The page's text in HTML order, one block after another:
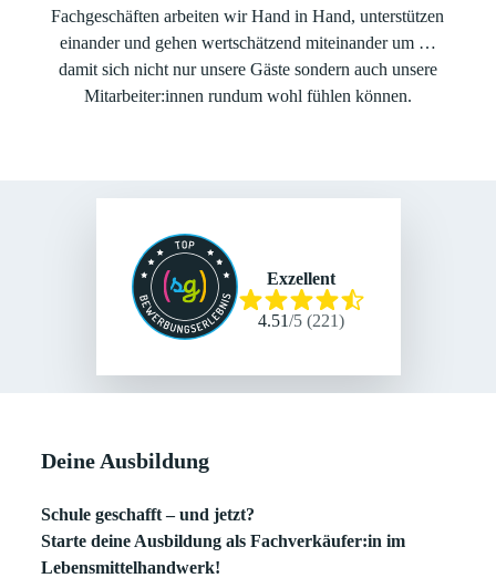
Fachgeschäften arbeiten wir Hand in Hand, unterstützen
einander und gehen wertschätzend miteinander um …
damit sich nicht nur unsere Gäste sondern auch unsere
Mitarbeiter:innen rundum wohl fühlen können.
Exzellent
4.51/5 (221)
Deine Ausbildung
Schule geschafft – und jetzt?
Starte deine Ausbildung als Fachverkäufer:in im
Lebensmittelhandwerk!